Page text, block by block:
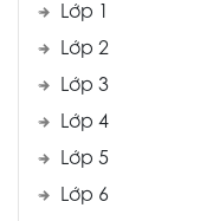
Lớp 1
Lớp 2
Lớp 3
Lớp 4
Lớp 5
Lớp 6